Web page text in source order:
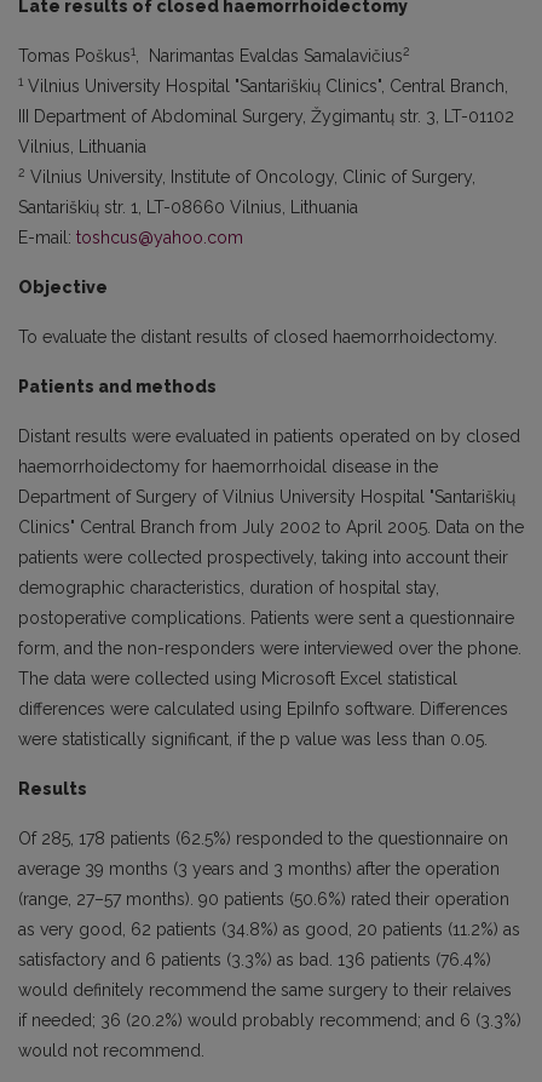
Late results of closed haemorrhoidectomy
Tomas Poškus1 , Narimantas Evaldas Samalavičius2
1 Vilnius University Hospital "Santariškių Clinics", Central Branch,
III Department of Abdominal Surgery, Žygimantų str. 3, LT-01102
Vilnius, Lithuania
2 Vilnius University, Institute of Oncology, Clinic of Surgery,
Santariškių str. 1, LT-08660 Vilnius, Lithuania
E-mail: toshcus@yahoo.com
Objective
To evaluate the distant results of closed haemorrhoidectomy.
Patients and methods
Distant results were evaluated in patients operated on by closed
haemorrhoidectomy for haemorrhoidal disease in the
Department of Surgery of Vilnius University Hospital "Santariškių
Clinics" Central Branch from July 2002 to April 2005. Data on the
patients were collected prospectively, taking into account their
demographic characteristics, duration of hospital stay,
postoperative complications. Patients were sent a questionnaire
form, and the non-responders were interviewed over the phone.
The data were collected using Microsoft Excel statistical
differences were calculated using EpiInfo software. Differences
were statistically significant, if the p value was less than 0.05.
Results
Of 285, 178 patients (62.5%) responded to the questionnaire on
average 39 months (3 years and 3 months) after the operation
(range, 27–57 months). 90 patients (50.6%) rated their operation
as very good, 62 patients (34.8%) as good, 20 patients (11.2%) as
satisfactory and 6 patients (3.3%) as bad. 136 patients (76.4%)
would definitely recommend the same surgery to their relaives
if needed; 36 (20.2%) would probably recommend; and 6 (3.3%)
would not recommend.